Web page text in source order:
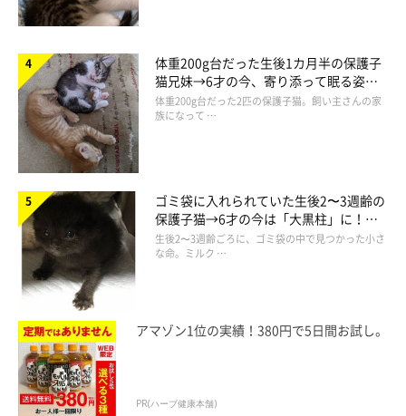
体重200g台だった生後1カ月半の保護子
猫兄妹→6才の今、寄り添って眠る姿に
ほっこり！
体重200g台だった2匹の保護子猫。飼い主さんの家
族になって …
ゴミ袋に入れられていた生後2〜3週齢の
保護子猫→6才の今は「大黒柱」に！
美しい黒猫に成長した姿にグッとくる
生後2〜3週齢ごろに、ゴミ袋の中で見つかった小さ
な命。ミルク …
アマゾン1位の実績！380円で5日間お試し。
PR(ハーブ健康本舗)